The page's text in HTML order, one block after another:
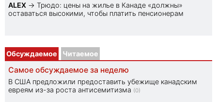
ALEX → Трюдо: цены на жилье в Канаде «должны»
оставаться высокими, чтобы платить пенсионерам
Обсуждаемое Читаемое
Самое обсуждаемое за неделю
В США предложили предоставить убежище канадским
евреям из-за роста антисемитизма (0)